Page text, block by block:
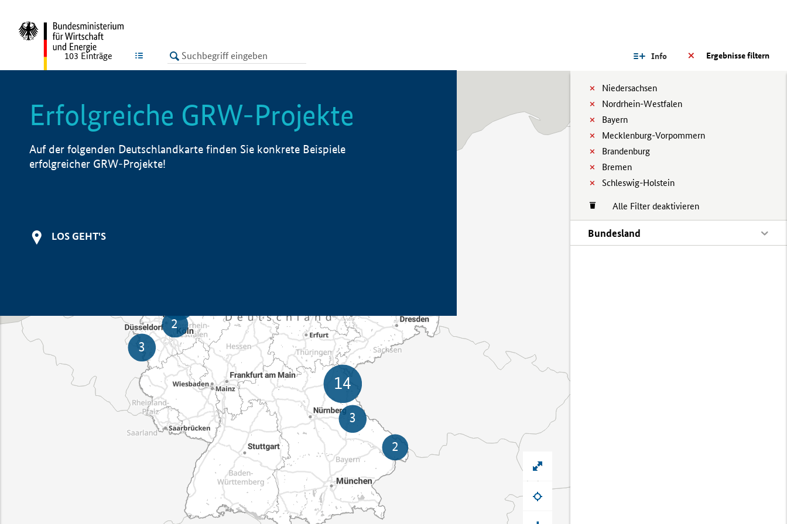
LISTE Ergebnisse filtern
Info
Niedersachsen
Nordrhein-Westfalen
Bayern
Mecklenburg-Vorpommern
Brandenburg
Bremen
Schleswig-Holstein
Alle Filter deaktivieren
Bundesland
103 Einträge
Erfolgreiche GRW-Projekte
Auf der folgenden Deutschlandkarte finden Sie konkrete Beispiele
erfolgreicher GRW-Projekte!
LOS GEHT'S